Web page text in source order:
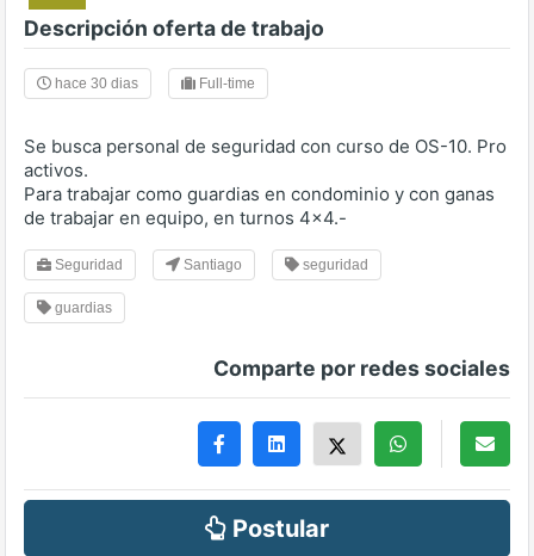
Descripción oferta de trabajo
hace 30 dias Full-time
Se busca personal de seguridad con curso de OS-10. Pro
activos.
Para trabajar como guardias en condominio y con ganas
de trabajar en equipo, en turnos 4x4.-
Seguridad Santiago seguridad
guardias
Comparte por redes sociales
Postular